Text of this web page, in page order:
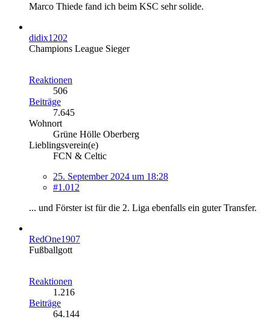
Marco Thiede fand ich beim KSC sehr solide.
didix1202
Champions League Sieger
Reaktionen
506
Beiträge
7.645
Wohnort
Grüne Hölle Oberberg
Lieblingsverein(e)
FCN & Celtic
25. September 2024 um 18:28
#1.012
... und Förster ist für die 2. Liga ebenfalls ein guter Transfer.
RedOne1907
Fußballgott
Reaktionen
1.216
Beiträge
64.144